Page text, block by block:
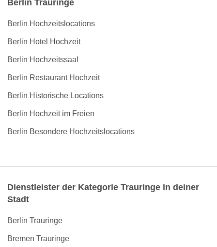
Berlin Trauringe
Berlin Hochzeitslocations
Berlin Hotel Hochzeit
Berlin Hochzeitssaal
Berlin Restaurant Hochzeit
Berlin Historische Locations
Berlin Hochzeit im Freien
Berlin Besondere Hochzeitslocations
Dienstleister der Kategorie Trauringe in deiner
Stadt
Berlin Trauringe
Bremen Trauringe